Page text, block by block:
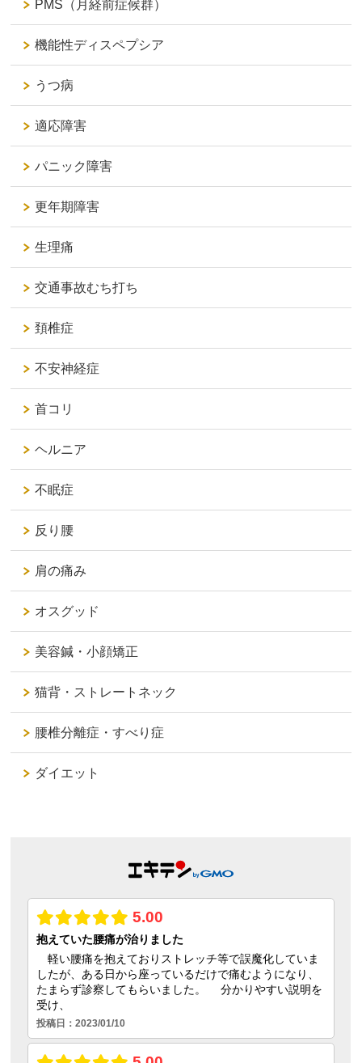
PMS（月経前症候群）
機能性ディスペプシア
うつ病
適応障害
パニック障害
更年期障害
生理痛
交通事故むち打ち
頚椎症
不安神経症
首コリ
ヘルニア
不眠症
反り腰
肩の痛み
オスグッド
美容鍼・小顔矯正
猫背・ストレートネック
腰椎分離症・すべり症
ダイエット